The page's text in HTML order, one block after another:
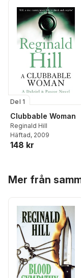
Del 1
Clubbable Woman
Reginald Hill
Häftad, 2009
148 kr
Mer från